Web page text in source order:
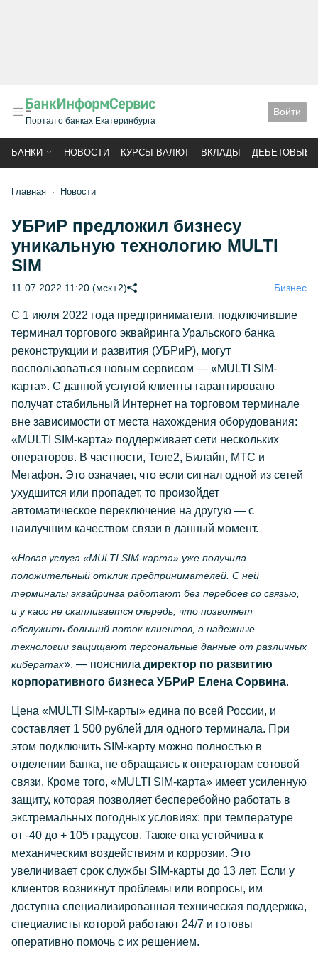
Портал о банках Екатеринбурга
Войти
БАНКИ НОВОСТИ КУРСЫ ВАЛЮТ ВКЛАДЫ ДЕБЕТОВЫЕ
Главная Новости
УБРиР предложил бизнесу
уникальную технологию MULTI
SIM
11.07.2022 11:20 (мск+2) Бизнес
С 1 июля 2022 года предприниматели, подключившие
терминал торгового эквайринга Уральского банка
реконструкции и развития (УБРиР), могут
воспользоваться новым сервисом — «MULTI SIM-
карта». С данной услугой клиенты гарантировано
получат стабильный Интернет на торговом терминале
вне зависимости от места нахождения оборудования:
«MULTI SIM-карта» поддерживает сети нескольких
операторов. В частности, Теле2, Билайн, МТС и
Мегафон. Это означает, что если сигнал одной из сетей
ухудшится или пропадет, то произойдет
автоматическое переключение на другую — с
наилучшим качеством связи в данный момент.
«Новая услуга «MULTI SIM-карта» уже получила
положительный отклик предпринимателей. С ней
терминалы эквайринга работают без перебоев со связью,
и у касс не скапливается очередь, что позволяет
обслужить больший поток клиентов, а надежные
технологии защищают персональные данные от различных
кибератак», — пояснила директор по развитию
корпоративного бизнеса УБРиР Елена Сорвина.
Цена «MULTI SIM-карты» едина по всей России, и
составляет 1 500 рублей для одного терминала. При
этом подключить SIM-карту можно полностью в
отделении банка, не обращаясь к операторам сотовой
связи. Кроме того, «MULTI SIM-карта» имеет усиленную
защиту, которая позволяет бесперебойно работать в
экстремальных погодных условиях: при температуре
от -40 до + 105 градусов. Также она устойчива к
механическим воздействиям и коррозии. Это
увеличивает срок службы SIM-карты до 13 лет. Если у
клиентов возникнут проблемы или вопросы, им
доступна специализированная техническая поддержка,
специалисты которой работают 24/7 и готовы
оперативно помочь с их решением.